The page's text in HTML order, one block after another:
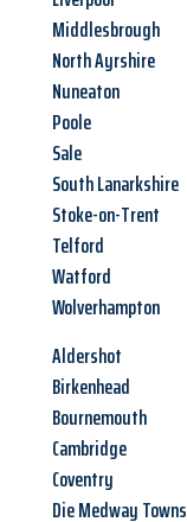
Middlesbrough
North Ayrshire
Nuneaton
Poole
Sale
South Lanarkshire
Stoke-on-Trent
Telford
Watford
Wolverhampton
Aldershot
Birkenhead
Bournemouth
Cambridge
Coventry
Die Medway Towns